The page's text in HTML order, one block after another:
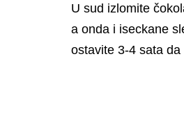
U sud izlomite
a onda i iseckane
ostavite 3-4 sata